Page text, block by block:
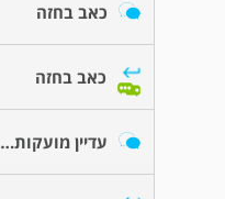
כאב בחזה
כאב בחזה
עדיין מועקות.